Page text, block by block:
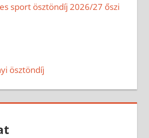
sport ösztöndíj 2026/27 őszi
ösztöndíj